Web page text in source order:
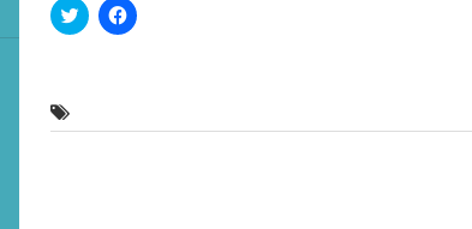
Clique
para
Clique
para